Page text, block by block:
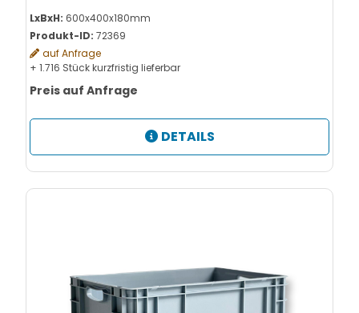
LxBxH: 600x400x180mm
Produkt-ID: 72369
auf Anfrage
+ 1.716 Stück kurzfristig lieferbar
Preis auf Anfrage
DETAILS